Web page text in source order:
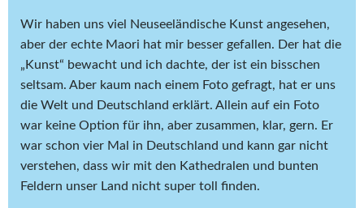
Wir haben uns viel Neuseeländische Kunst angesehen,
aber der echte Maori hat mir besser gefallen. Der hat die
„Kunst“ bewacht und ich dachte, der ist ein bisschen
seltsam. Aber kaum nach einem Foto gefragt, hat er uns
die Welt und Deutschland erklärt. Allein auf ein Foto
war keine Option für ihn, aber zusammen, klar, gern. Er
war schon vier Mal in Deutschland und kann gar nicht
verstehen, dass wir mit den Kathedralen und bunten
Feldern unser Land nicht super toll finden.